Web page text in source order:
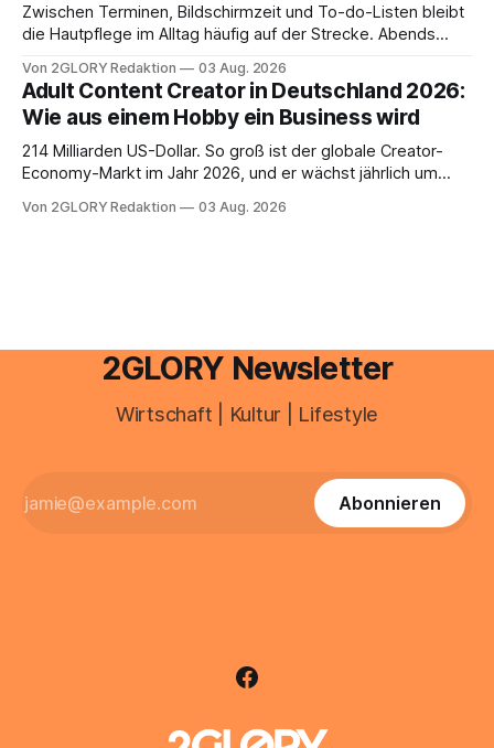
Zwischen Terminen, Bildschirmzeit und To-do-Listen bleibt
die Hautpflege im Alltag häufig auf der Strecke. Abends
Drogerie – mehr ist zeitlich oft nicht drin. Dabei reagiert die
Haut empfindlich auf Stress, Schlafmangel und
Umwelteinflüsse: Sie wirkt müde, spannt oder neigt zu
Unreinheiten. Professionelle
Von 2GLORY Redaktion 03 Aug. 2026
Adult Content Creator in Deutschland 2026:
Wie aus einem Hobby ein Business wird
214 Milliarden US-Dollar. So groß ist der globale Creator-
Economy-Markt im Jahr 2026, und er wächst jährlich um
ist längst ein ernstzunehmender Wirtschaftszweig. Weltweit
Von 2GLORY Redaktion 03 Aug. 2026
2GLORY Newsletter
Wirtschaft | Kultur | Lifestyle
Abonnieren